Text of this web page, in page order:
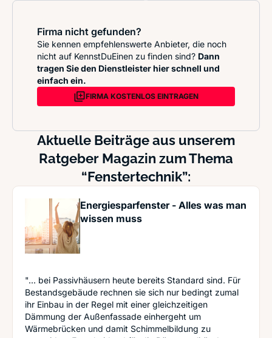
Firma nicht gefunden?
Sie kennen empfehlenswerte Anbieter, die noch
nicht auf KennstDuEinen zu finden sind? Dann
tragen Sie den Dienstleister hier schnell und
einfach ein.
FIRMA KOSTENLOS EINTRAGEN
Aktuelle Beiträge aus unserem
Ratgeber Magazin zum Thema
“Fenstertechnik”:
Energiesparfenster - Alles was man
wissen muss
"... bei Passivhäusern heute bereits Standard sind. Für
Bestandsgebäude rechnen sie sich nur bedingt zumal
ihr Einbau in der Regel mit einer gleichzeitigen
Dämmung der Außenfassade einhergeht um
Wärmebrücken und damit Schimmelbildung zu